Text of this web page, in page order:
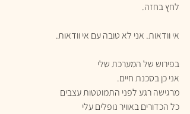
לחץ בחזה.
אי וודאות. אני לא טובה עם אי וודאות.
בפירוש של המערכת שלי
אני כן בסכנת חיים.
מרגישה רגע לפני התמוטטות עצבים
כל הכדורים באוויר נופלים עלי